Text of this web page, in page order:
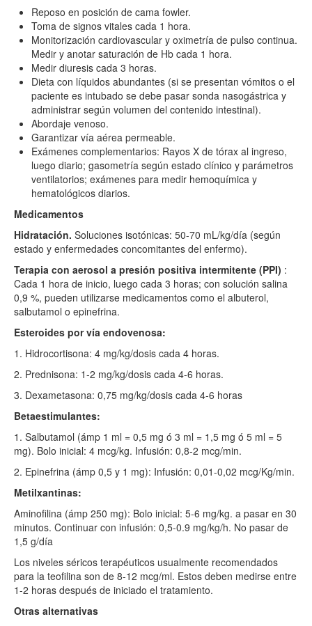
Reposo en posición de cama fowler.
Toma de signos vitales cada 1 hora.
Monitorización cardiovascular y oximetría de pulso continua.
Medir y anotar saturación de Hb cada 1 hora.
Medir diuresis cada 3 horas.
Dieta con líquidos abundantes (si se presentan vómitos o el
paciente es intubado se debe pasar sonda nasogástrica y
administrar según volumen del contenido intestinal).
Abordaje venoso.
Garantizar vía aérea permeable.
Exámenes complementarios: Rayos X de tórax al ingreso,
luego diario; gasometría según estado clínico y parámetros
ventilatorios; exámenes para medir hemoquímica y
hematológicos diarios.
Medicamentos
Hidratación. Soluciones isotónicas: 50-70 mL/kg/día (según
estado y enfermedades concomitantes del enfermo).
Terapia con aerosol a presión positiva intermitente (PPI) :
Cada 1 hora de inicio, luego cada 3 horas; con solución salina
0,9 %, pueden utilizarse medicamentos como el albuterol,
salbutamol o epinefrina.
Esteroides por vía endovenosa:
1. Hidrocortisona: 4 mg/kg/dosis cada 4 horas.
2. Prednisona: 1-2 mg/kg/dosis cada 4-6 horas.
3. Dexametasona: 0,75 mg/kg/dosis cada 4-6 horas
Betaestimulantes:
1. Salbutamol (ámp 1 ml = 0,5 mg ó 3 ml = 1,5 mg ó 5 ml = 5
mg). Bolo inicial: 4 mcg/kg. Infusión: 0,8-2 mcg/min.
2. Epinefrina (ámp 0,5 y 1 mg): Infusión: 0,01-0,02 mcg/Kg/min.
Metilxantinas:
Aminofilina (ámp 250 mg): Bolo inicial: 5-6 mg/kg. a pasar en 30
minutos. Continuar con infusión: 0,5-0.9 mg/kg/h. No pasar de
1,5 g/día
Los niveles séricos terapéuticos usualmente recomendados
para la teofilina son de 8-12 mcg/ml. Estos deben medirse entre
1-2 horas después de iniciado el tratamiento.
Otras alternativas